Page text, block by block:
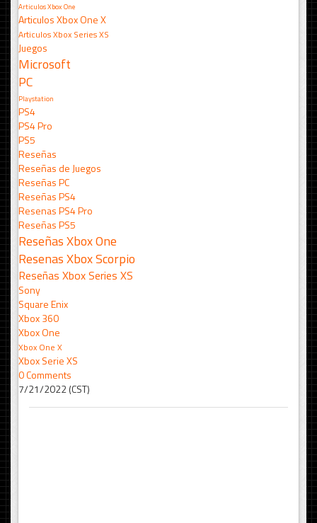
Articulos Xbox One
Articulos Xbox One X
Articulos Xbox Series XS
Juegos
Microsoft
PC
Playstation
PS4
PS4 Pro
PS5
Reseñas
Reseñas de Juegos
Reseñas PC
Reseñas PS4
Resenas PS4 Pro
Reseñas PS5
Reseñas Xbox One
Resenas Xbox Scorpio
Reseñas Xbox Series XS
Sony
Square Enix
Xbox 360
Xbox One
Xbox One X
Xbox Serie XS
0 Comments
7/21/2022 (CST)